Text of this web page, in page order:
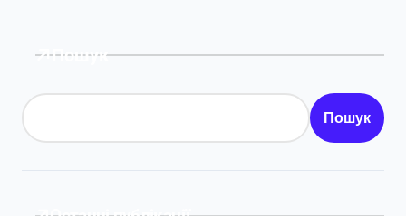
Пошук
Пошук